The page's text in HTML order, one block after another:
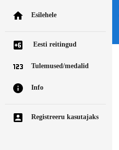
Esilehele
Eesti reitingud
Tulemused/medalid
Info
Registreeru kasutajaks